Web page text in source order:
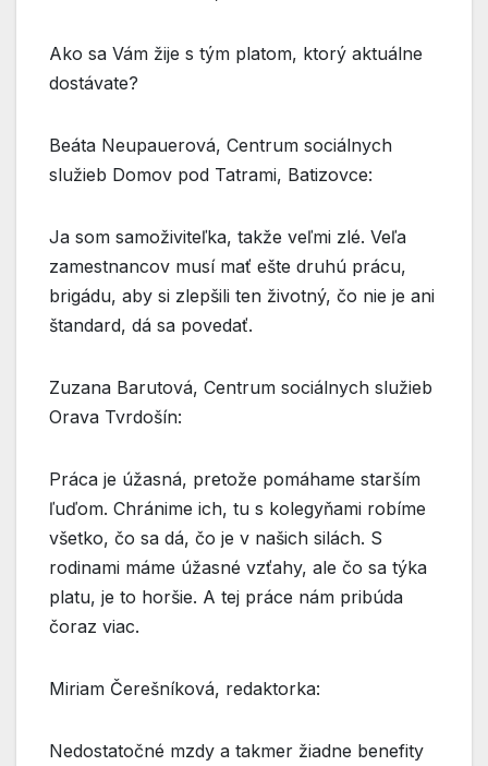
Ako sa Vám žije s tým platom, ktorý aktuálne
dostávate?
Beáta Neupauerová, Centrum sociálnych
služieb Domov pod Tatrami, Batizovce:
Ja som samoživiteľka, takže veľmi zlé. Veľa
zamestnancov musí mať ešte druhú prácu,
brigádu, aby si zlepšili ten životný, čo nie je ani
štandard, dá sa povedať.
Zuzana Barutová, Centrum sociálnych služieb
Orava Tvrdošín:
Práca je úžasná, pretože pomáhame starším
ľuďom. Chránime ich, tu s kolegyňami robíme
všetko, čo sa dá, čo je v našich silách. S
rodinami máme úžasné vzťahy, ale čo sa týka
platu, je to horšie. A tej práce nám pribúda
čoraz viac.
Miriam Čerešníková, redaktorka:
Nedostatočné mzdy a takmer žiadne benefity